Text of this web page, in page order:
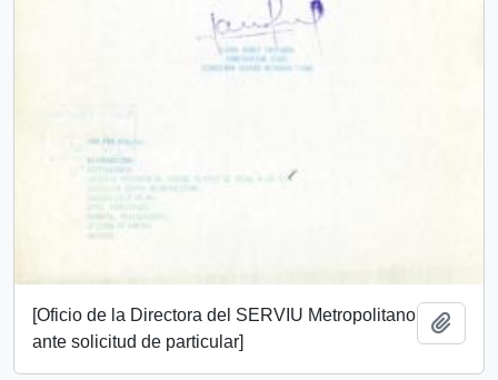
[Oficio de la Directora del SERVIU Metropolitano
ante solicitud de particular]